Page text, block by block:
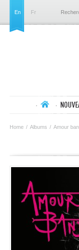
En Fr
Home / Albums / Amour